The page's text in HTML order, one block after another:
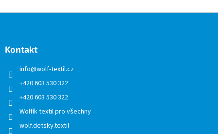
Kontakt
info@wolf-textil.cz
+420 603 530 322
+420 603 530 322
Wolfík textil pro všechny
wolf.detsky.textil